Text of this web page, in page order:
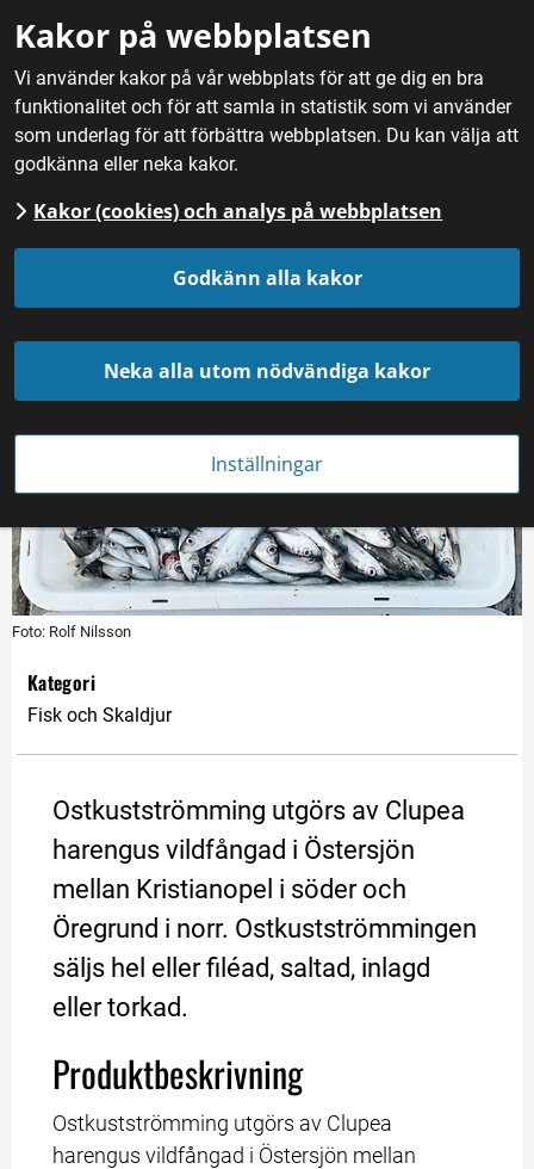
Kakor på webbplatsen
Vi använder kakor på vår webbplats för att ge dig en bra
funktionalitet och för att samla in statistik som vi använder
som underlag för att förbättra webbplatsen. Du kan välja att
godkänna eller neka kakor.
Kakor (cookies) och analys på webbplatsen
Godkänn alla kakor
Neka alla utom nödvändiga kakor
Inställningar
Hem / Mat / Fisk och skaldjur / Ostkustströmming
Ostkustströmming
Foto: Rolf Nilsson
Kategori
Fisk och Skaldjur
Ostkustströmming utgörs av Clupea
harengus vildfångad i Östersjön
mellan Kristianopel i söder och
Öregrund i norr. Ostkustströmmingen
säljs hel eller filéad, saltad, inlagd
eller torkad.
Produktbeskrivning
Ostkustströmming utgörs av Clupea
harengus vildfångad i Östersjön mellan